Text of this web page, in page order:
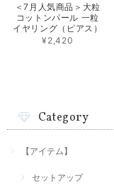
＜7月人気商品＞大粒
コットンパール 一粒
イヤリング（ピアス）
¥2,420
Category
【アイテム】
セットアップ